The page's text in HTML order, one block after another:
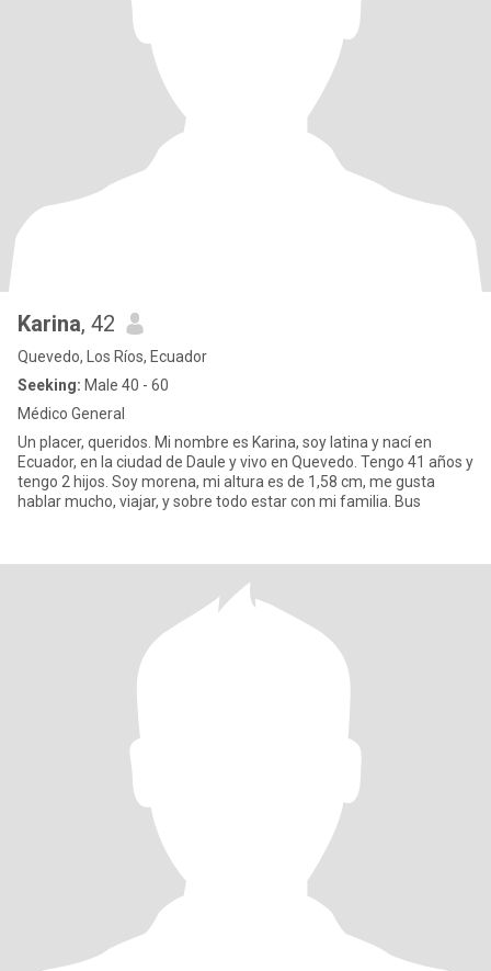
Karina, 42
Quevedo, Los Ríos, Ecuador
Seeking: Male 40 - 60
Médico General
Un placer, queridos. Mi nombre es Karina, soy latina y nací en
Ecuador, en la ciudad de Daule y vivo en Quevedo. Tengo 41 años y
tengo 2 hijos. Soy morena, mi altura es de 1,58 cm, me gusta
hablar mucho, viajar, y sobre todo estar con mi familia. Bus